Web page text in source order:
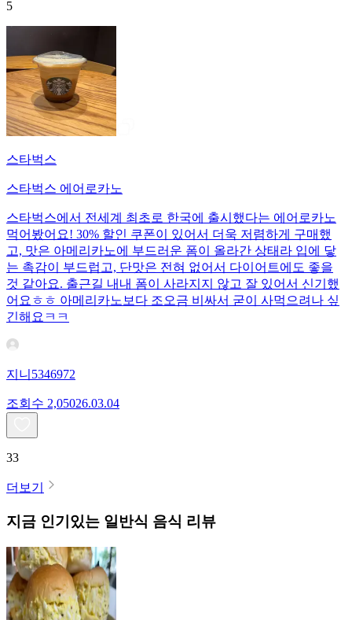
5
스타벅스
스타벅스 에어로카노
스타벅스에서 전세계 최초로 한국에 출시했다는 에어로카노
먹어봤어요! 30% 할인 쿠폰이 있어서 더욱 저렴하게 구매했
고, 맛은 아메리카노에 부드러운 폼이 올라간 상태라 입에 닿
는 촉감이 부드럽고, 단맛은 전혀 없어서 다이어트에도 좋을
것 같아요. 출근길 내내 폼이 사라지지 않고 잘 있어서 신기했
어요ㅎㅎ 아메리카노보다 조오금 비싸서 굳이 사먹으려나 싶
긴해요ㅋㅋ
지니5346972
조회수 2,05026.03.04
33
더보기
지금 인기있는 일반식 음식 리뷰